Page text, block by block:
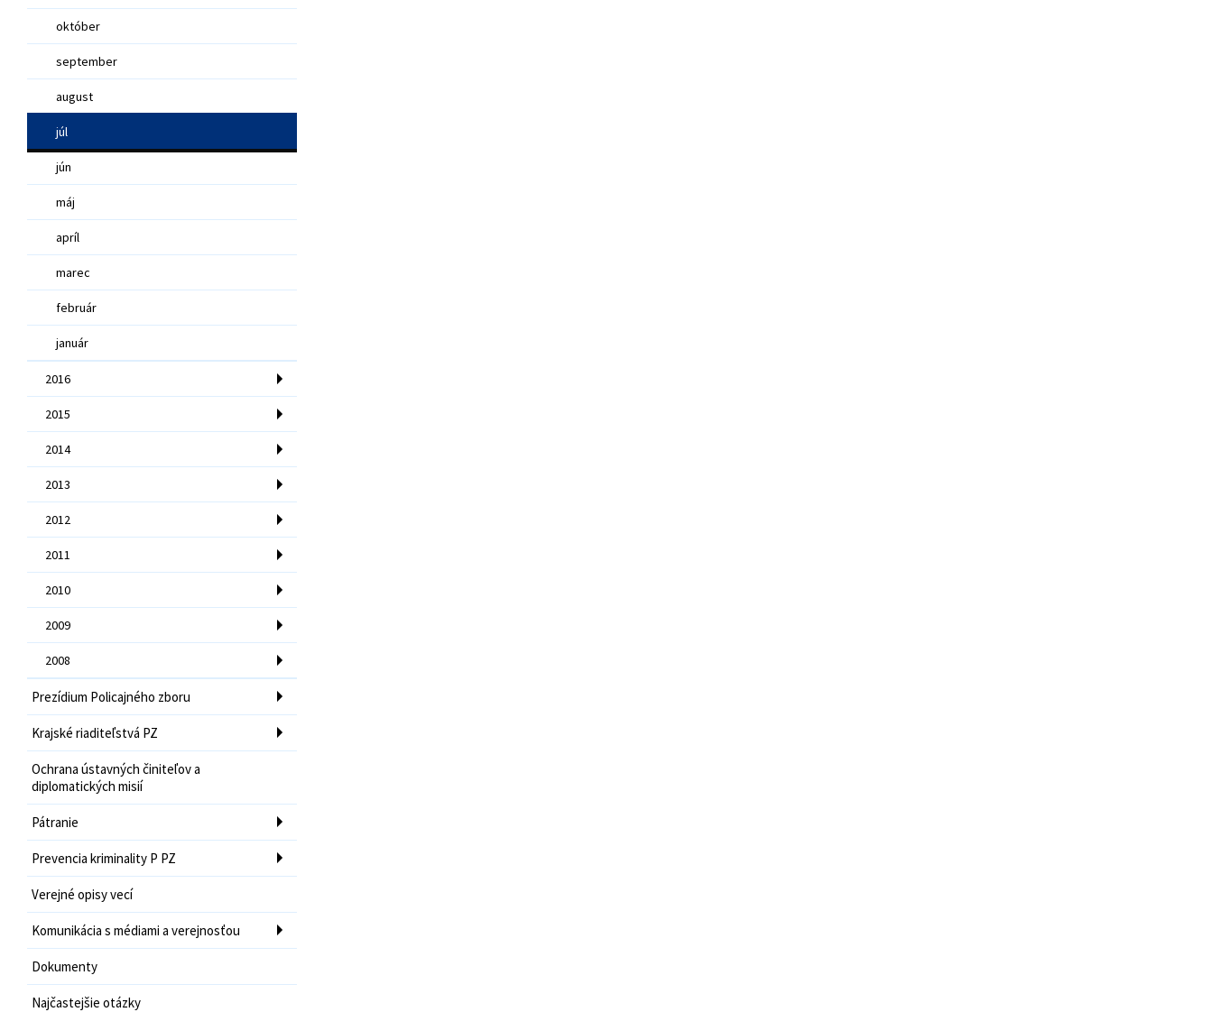
október
september
august
júl
jún
máj
apríl
marec
február
január
2016
2015
2014
2013
2012
2011
2010
2009
2008
Prezídium Policajného zboru
Krajské riaditeľstvá PZ
Ochrana ústavných činiteľov a
diplomatických misií
Pátranie
Prevencia kriminality P PZ
Verejné opisy vecí
Komunikácia s médiami a verejnosťou
Dokumenty
Najčastejšie otázky